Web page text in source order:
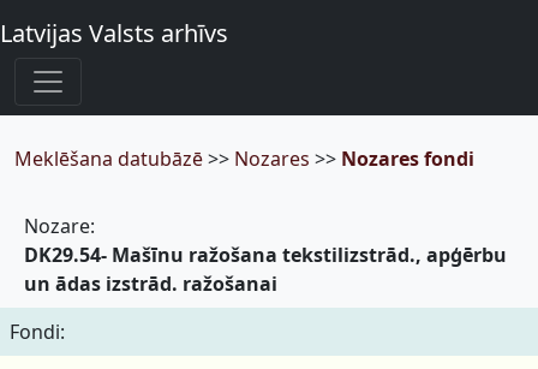
Latvijas Valsts arhīvs
Meklēšana datubāzē>> Nozares >> Nozares fondi
Nozare:
DK29.54- Mašīnu ražošana tekstilizstrād., apģērbu
un ādas izstrād. ražošanai
Fondi: